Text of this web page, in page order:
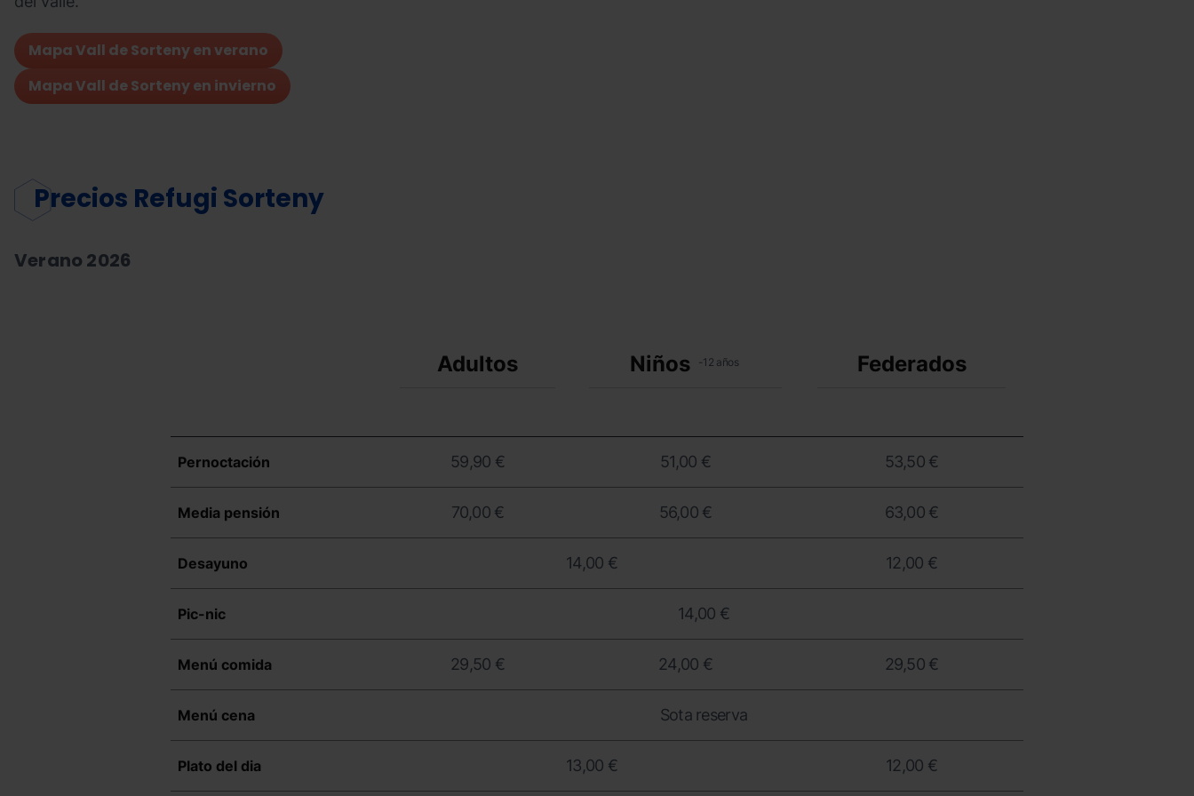
Mapa Vall de Sorteny en verano
Mapa Vall de Sorteny en invierno
Precios Refugi Sorteny
Verano 2026
Adultos Niños -12 años Federados
Pernoctación 59,90 € 51,00 € 53,50 €
Media pensión 70,00 € 56,00 € 63,00 €
Desayuno 14,00 € 12,00 €
Pic-nic 14,00 €
Menú comida 29,50 € 24,00 € 29,50 €
Menú cena Sota reserva
Plato del dia 13,00 € 12,00 €